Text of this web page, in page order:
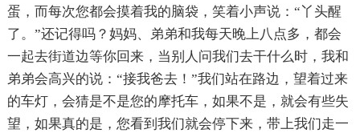
蛋，而每次您都会摸着我的脑袋，笑着小声说：“丫头醒
了。”还记得吗？妈妈、弟弟和我每天晚上八点多，都会
一起去街道边等你回来，当别人问我们去干什么时，我和
弟弟会高兴的说：“接我爸去！”我们站在路边，望着过来
的车灯，会猜是不是您的摩托车，如果不是，就会有些失
望，如果真的是，您看到我们就会停下来，带上我们走一